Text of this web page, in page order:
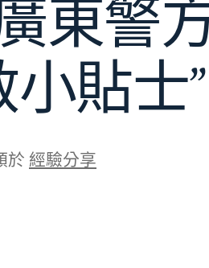
東警
貼士”
於 經驗分享